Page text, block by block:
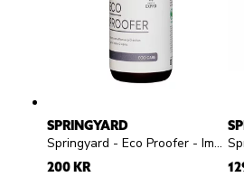
SPRINGYARD
Springyard - Eco Proofer - Impregneringsspray
200 KR